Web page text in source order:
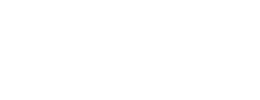
συνταγές
σας και νέα
απολαμβάνετε να μαγειρεύετε και